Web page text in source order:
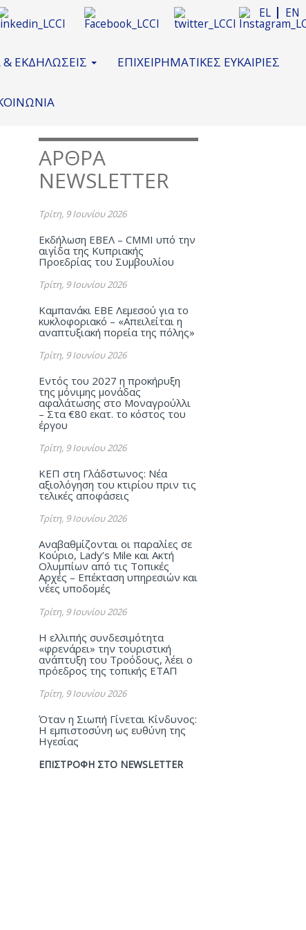
EL EN
ΕΚΔΗΛΩΣΕΙΣ ΕΠΙΧΕΙΡΗΜΑΤΙΚΕΣ ΕΥΚΑΙΡΙΕΣ
ΑΡΘΡΑ
NEWSLETTER
Τρίτη, 9 Ιουνίου 2026
Εκδήλωση ΕΒΕΛ – CMMI υπό την
αιγίδα της Κυπριακής
Προεδρίας του Συμβουλίου
Τρίτη, 9 Ιουνίου 2026
Καμπανάκι ΕΒΕ Λεμεσού για το
κυκλοφοριακό – «Απειλείται η
αναπτυξιακή πορεία της πόλης»
Τρίτη, 9 Ιουνίου 2026
Εντός του 2027 η προκήρυξη
της μόνιμης μονάδας
αφαλάτωσης στο Μοναγρούλλι
– Στα €80 εκατ. το κόστος του
έργου
Τρίτη, 9 Ιουνίου 2026
ΚΕΠ στη Γλάδστωνος: Νέα
αξιολόγηση του κτιρίου πριν τις
τελικές αποφάσεις
Τρίτη, 9 Ιουνίου 2026
Αναβαθμίζονται οι παραλίες σε
Κούριο, Lady’s Mile και Ακτή
Ολυμπίων από τις Τοπικές
Αρχές – Επέκταση υπηρεσιών και
νέες υποδομές
Τρίτη, 9 Ιουνίου 2026
Η ελλιπής συνδεσιμότητα
«φρενάρει» την τουριστική
ανάπτυξη του Τροόδους, λέει ο
πρόεδρος της τοπικής ΕΤΑΠ
Τρίτη, 9 Ιουνίου 2026
Όταν η Σιωπή Γίνεται Κίνδυνος:
Η εμπιστοσύνη ως ευθύνη της
Ηγεσίας
ΕΠΙΣΤΡΟΦΗ ΣΤΟ NEWSLETTER